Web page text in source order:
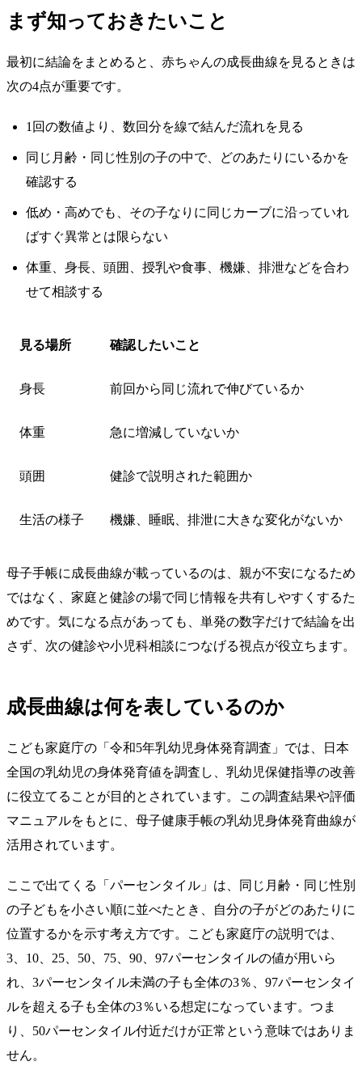
まず知っておきたいこと
最初に結論をまとめると、赤ちゃんの成長曲線を見るときは
次の4点が重要です。
1回の数値より、数回分を線で結んだ流れを見る
同じ月齢・同じ性別の子の中で、どのあたりにいるかを
確認する
低め・高めでも、その子なりに同じカーブに沿っていれ
ばすぐ異常とは限らない
体重、身長、頭囲、授乳や食事、機嫌、排泄などを合わ
せて相談する
見る場所 確認したいこと
身長 前回から同じ流れで伸びているか
体重 急に増減していないか
頭囲 健診で説明された範囲か
生活の様子 機嫌、睡眠、排泄に大きな変化がないか
母子手帳に成長曲線が載っているのは、親が不安になるため
ではなく、家庭と健診の場で同じ情報を共有しやすくするた
めです。気になる点があっても、単発の数字だけで結論を出
さず、次の健診や小児科相談につなげる視点が役立ちます。
成長曲線は何を表しているのか
こども家庭庁の「令和5年乳幼児身体発育調査」では、日本
全国の乳幼児の身体発育値を調査し、乳幼児保健指導の改善
に役立てることが目的とされています。この調査結果や評価
マニュアルをもとに、母子健康手帳の乳幼児身体発育曲線が
活用されています。
ここで出てくる「パーセンタイル」は、同じ月齢・同じ性別
の子どもを小さい順に並べたとき、自分の子がどのあたりに
位置するかを示す考え方です。こども家庭庁の説明では、
3、10、25、50、75、90、97パーセンタイルの値が用いら
れ、3パーセンタイル未満の子も全体の3％、97パーセンタイ
ルを超える子も全体の3％いる想定になっています。つま
り、50パーセンタイル付近だけが正常という意味ではありま
せん。